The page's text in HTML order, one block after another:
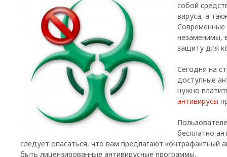
собой
вируса, а
Современные
незаменимы,
защиту для
Сегодня на
доступные
нужно
антивирусы
бесплатно
следует опасаться, что вам предлагают контрафактный
быть лицензированные антивирусные программы.